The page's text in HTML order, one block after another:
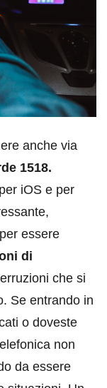
anche via
1518.
iOS e per
essere
di
che si
Se entrando in
o doveste
non
da essere